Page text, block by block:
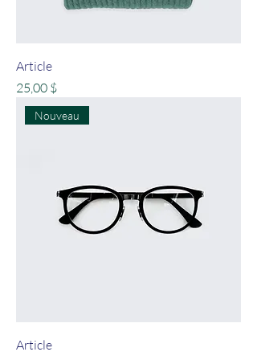
Article
Prix
25,00 $
Nouveau
Article